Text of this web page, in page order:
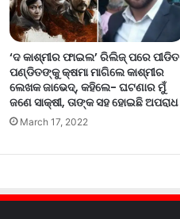
‘ଦ କାଶ୍ମୀର ଫାଇଲ’ ରିଲିଜ୍‌ ପରେ ପୀଡିତ
ପଣ୍ଡିତଙ୍କୁ କ୍ଷମା ମାଗିଲେ କାଶ୍ମୀର
ଲେଖକ ଜାଭେଦ୍‌, କହିଲେ- ଘଟଣାର ମୁଁ
ଜଣେ ସାକ୍ଷୀ, ତାଙ୍କ ସହ ହୋଇଛି ଅପରାଧ
March 17, 2022